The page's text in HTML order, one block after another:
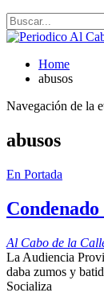
Home
abusos
Navegación de la
abusos
En Portada
Al Cabo de la
La Audiencia
daba zumos y
Socializa